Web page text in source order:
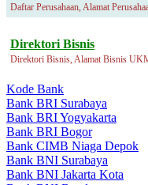
Daftar Perusahaan, Alamat
Direktori Bisnis
Direktori Bisnis, Alamat Bisnis
Kode Bank
Bank BRI Surabaya
Bank BRI Yogyakarta
Bank BRI Bogor
Bank CIMB Niaga Depok
Bank BNI Surabaya
Bank BNI Jakarta Kota